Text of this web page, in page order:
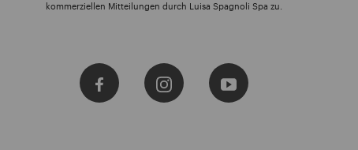
kommerziellen Mitteilungen durch Luisa Spagnoli Spa zu.